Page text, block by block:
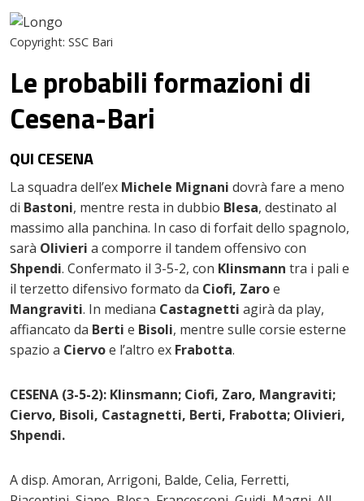
Copyright: SSC Bari
Le probabili formazioni di
Cesena-Bari
QUI CESENA
La squadra dell’ex Michele Mignani dovrà fare a meno
di Bastoni, mentre resta in dubbio Blesa, destinato al
massimo alla panchina. In caso di forfait dello spagnolo,
sarà Olivieri a comporre il tandem offensivo con
Shpendi. Confermato il 3-5-2, con Klinsmann tra i pali e
il terzetto difensivo formato da Ciofi, Zaroe
Mangraviti. In mediana Castagnetti agirà da play,
affiancato da Berti e Bisoli, mentre sulle corsie esterne
spazio a Ciervoe l’altro ex Frabotta.
CESENA (3-5-2): Klinsmann; Ciofi, Zaro, Mangraviti;
Ciervo, Bisoli, Castagnetti, Berti, Frabotta; Olivieri,
Shpendi.
A disp. Amoran, Arrigoni, Balde, Celia, Ferretti,